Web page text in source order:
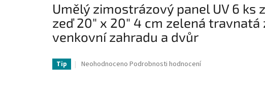
Umělý zimostrázový panel UV 6
zeď 20" x 20" 4 cm zelená
venkovní zahradu a dvůr
Tip
Průměrné
Neohodnoceno Podrobnosti hodnocení